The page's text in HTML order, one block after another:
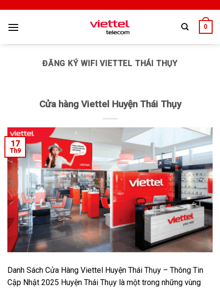
0
ĐĂNG KÝ WIFI VIETTEL THÁI THỤY
Cửa hàng Viettel Huyện Thái Thụy
17
Th9
Danh Sách Cửa Hàng Viettel Huyện Thái Thụy – Thông Tin
Cập Nhật 2025 Huyện Thái Thụy là một trong những vùng